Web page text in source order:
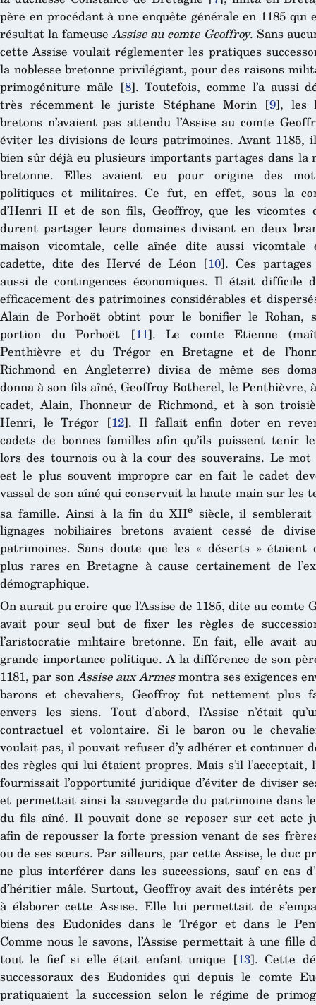
père en procédant à une enquête générale en 1185 qui
résultat la fameuse Assise au comte Geoffroy. Sans
cette Assise voulait réglementer les pratiques
la noblesse bretonne privilégiant, pour des raisons
primogéniture mâle [8]. Toutefois, comme l’a aussi
très récemment le juriste Stéphane Morin [9], les
bretons n’avaient pas attendu l’Assise au comte
éviter les divisions de leurs patrimoines. Avant 1185,
bien sûr déjà eu plusieurs importants partages dans la
bretonne. Elles avaient eu pour origine des
politiques et militaires. Ce fut, en effet, sous la
d’Henri II et de son fils, Geoffroy, que les vicomtes
durent partager leurs domaines divisant en deux
maison vicomtale, celle aînée dite aussi vicomtale
cadette, dite des Hervé de Léon [10]. Ces
aussi de contingences économiques. Il était difficile
efficacement des patrimoines considérables et
Alain de Porhoët obtint pour le bonifier le Rohan,
portion du Porhoët [11]. Le comte Etienne
Penthièvre et du Trégor en Bretagne et de
Richmond en Angleterre) divisa de même ses
donna à son fils aîné, Geoffroy Botherel, le Penthièvre,
cadet, Alain, l’honneur de Richmond, et à son
Henri, le Trégor [12]. Il fallait enfin doter en
cadets de bonnes familles afin qu’ils puissent tenir
lors des tournois ou à la cour des souverains. Le mot
est le plus souvent impropre car en fait le cadet
vassal de son aîné qui conservait la haute main sur les
sa famille. Ainsi à la fin du XIIesiècle, il semblerait
lignages nobiliaires bretons avaient cessé de
patrimoines. Sans doute que les « déserts » étaient
plus rares en Bretagne à cause certainement de
démographique.
On aurait pu croire que l’Assise de 1185, dite au comte
avait pour seul but de fixer les règles de
l’aristocratie militaire bretonne. En fait, elle avait
grande importance politique. A la différence de son
1181, par sonAssise aux Armesmontra ses exigences
barons et chevaliers, Geoffroy fut nettement plus
envers les siens. Tout d’abord, l’Assise n’était
contractuel et volontaire. Si le baron ou le
voulait pas, il pouvait refuser d’y adhérer et continuer
des règles qui lui étaient propres. Mais s’il l’acceptait,
fournissait l’opportunité juridique d’éviter de diviser
et permettait ainsi la sauvegarde du patrimoine dans
du fils aîné. Il pouvait donc se reposer sur cet acte
afin de repousser la forte pression venant de ses
ou de ses sœurs. Par ailleurs, par cette Assise, le duc
ne plus interférer dans les successions, sauf en cas
d’héritier mâle. Surtout, Geoffroy avait des intérêts
à élaborer cette Assise. Elle lui permettait de
biens des Eudonides dans le Trégor et dans le
Comme nous le savons, l’Assise permettait à une fille
tout le fief si elle était enfant unique [13]. Cette
successoraux des Eudonides qui depuis le comte
pratiquaient la succession selon le régime de